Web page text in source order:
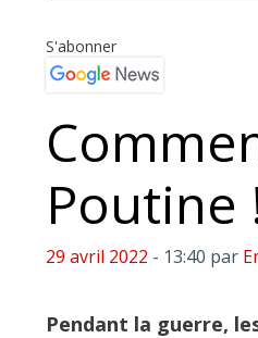
S'abonner
Poutine
29 avril 2022 - 13:40 par
Pendant la guerre,